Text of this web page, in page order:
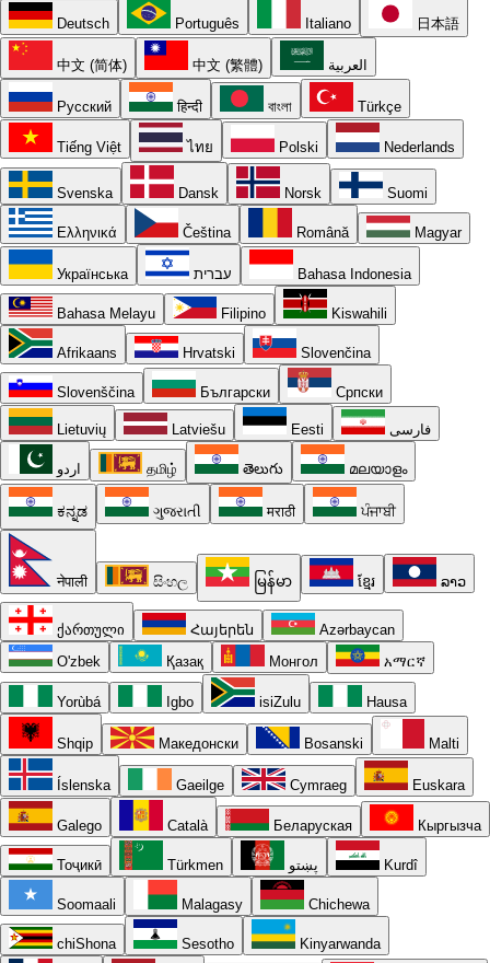
Deutsch Português Italiano 日本語
中文 (简体) 中文 (繁體) العربية
Русский हिन्दी বাংলা Türkçe
Tiếng Việt ไทย Polski Nederlands
Svenska Dansk Norsk Suomi
Ελληνικά Čeština Română Magyar
Українська עברית Bahasa Indonesia
Bahasa Melayu Filipino Kiswahili
Afrikaans Hrvatski Slovenčina
Slovenščina Български Српски
Lietuvių Latviešu Eesti فارسی
اردو தமிழ் తెలుగు മലയാളം
ಕನ್ನಡ ગુજરાતી मराठी ਪੰਜਾਬੀ
नेपाली සිංහල မြန်မာ ខ្មែរ ລາວ
ქართული Հայերեն
Azərbaycan
O'zbek
Қазақ Монгол አማርኛ
Yorùbá Igbo isiZulu Hausa
Shqip Македонски Bosanski Malti
Íslenska Gaeilge Cymraeg Euskara
Galego Català Беларуская Кыргызча
Тоҷикӣ Türkmen پښتو Kurdî
Soomaali Malagasy Chichewa
chiShona Sesotho Kinyarwanda